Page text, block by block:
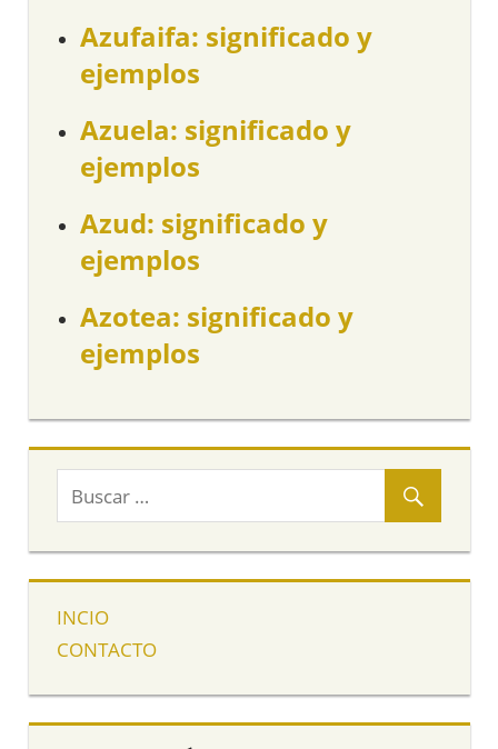
Azufaifa: significado y
ejemplos
Azuela: significado y
ejemplos
Azud: significado y
ejemplos
Azotea: significado y
ejemplos
INCIO
CONTACTO